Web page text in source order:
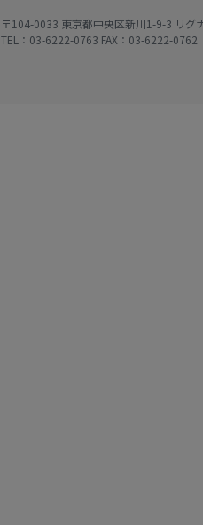
〒104-0033 東京都中央区新川1-9-3 リグ
TEL：03-6222-0763 FAX：03-6222-0762